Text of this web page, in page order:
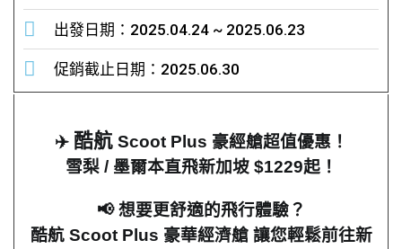
出發日期：2025.04.24 ~ 2025.06.23
促銷截止日期：2025.06.30
✈️酷航Scoot Plus 豪經艙超值優惠！
雪梨/ 墨爾本直飛新加坡$1229起！
📢 想要更舒適的飛行體驗？
酷航Scoot Plus 豪華經濟艙 讓您輕鬆前往新